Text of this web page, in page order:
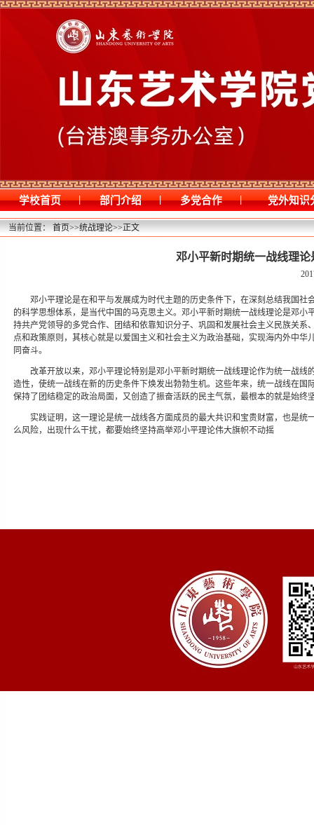
学校首页 | 部门介绍 | 多党合作 | 党外知识
当前位置：首页>>统战理论>>正文
邓小平新时期统一战线理
邓小平理论是在和平与发展成为时代主题的历史条件下，在深刻总结我国
的科学思想体系，是当代中国的马克思主义。邓小平新时期统一战线理论是邓
持共产党领导的多党合作、团结和依靠知识分子、巩固和发展社会主义民族关
点和政策原则，其核心就是以爱国主义和社会主义为政治基础，实现海内外中
同奋斗。
改革开放以来，邓小平理论特别是邓小平新时期统一战线理论作为统一战
造性，使统一战线在新的历史条件下焕发出勃勃生机。这些年来，统一战线在
保持了团结稳定的政治局面，又创造了振奋活跃的民主气氛，最根本的就是始
实践证明，这一理论是统一战线各方面成员的最大共识和宝贵财富，也是
么风险，出现什么干扰，都要始终坚持高举邓小平理论伟大旗帜不动摇